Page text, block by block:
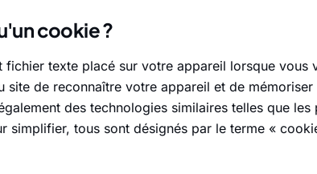
cookie ?
fichier texte placé sur votre appareil lorsque vous
site de reconnaître votre appareil et de
des technologies similaires telles que les
tous sont désignés par le terme «